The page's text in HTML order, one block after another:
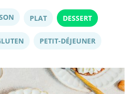
PLAT DESSERT
PETIT-DÉJEUNER